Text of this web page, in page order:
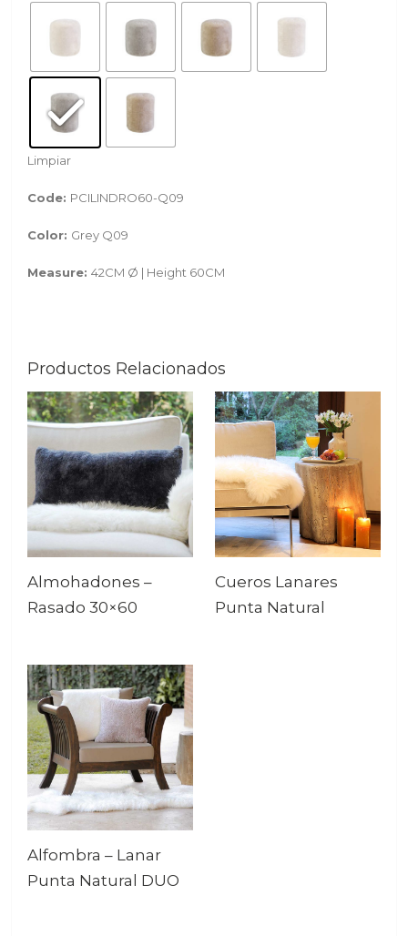
Limpiar
Code: PCILINDRO60-Q09
Color: Grey Q09
Measure:42CM Ø | Height 60CM
Productos Relacionados
Almohadones –
Rasado 30×60
Cueros Lanares
Punta Natural
Alfombra – Lanar
Punta Natural DUO